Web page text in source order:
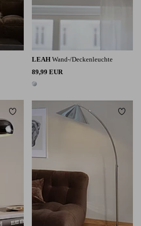
LEAH Wand-/Deckenleuchte
89,99 EUR
1 Farbe
Zu Favoriten hinzufügen Zu